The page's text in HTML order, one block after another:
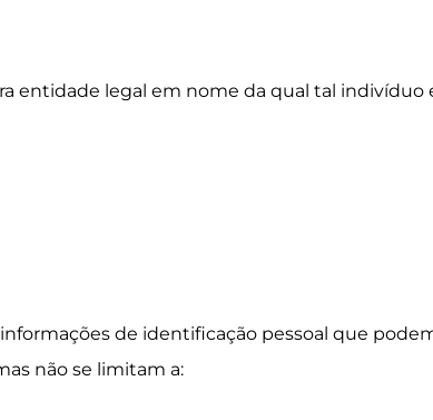
entidade legal em nome da qual tal indivíduo
de identificação pessoal que
não se limitam a:
Don't show this popup again